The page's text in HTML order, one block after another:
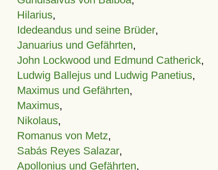
Hilarius,
Idedeandus und seine Brüder,
Januarius und Gefährten,
John Lockwood und Edmund Catherick,
Ludwig Ballejus und Ludwig Panetius,
Maximus und Gefährten,
Maximus,
Nikolaus,
Romanus von Metz,
Sabás Reyes Salazar,
Apollonius und Gefährten,